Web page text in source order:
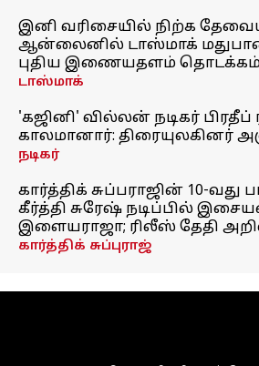
இனி வரிசையில் நிற்க
ஆன்லைனில் டாஸ்மாக்
புதிய இணையதளம் தொடக்கம்
டாஸ்மாக்
'கஜினி' வில்லன் நடிகர்
காலமானார்: திரையுலகினர்
நடிகர்
கார்த்திக் சுப்பராஜின் 10-வது
கீர்த்தி சுரேஷ் நடிப்பில்
இளையராஜா; ரிலீஸ் தேதி
கார்த்திக் சுப்புராஜ்